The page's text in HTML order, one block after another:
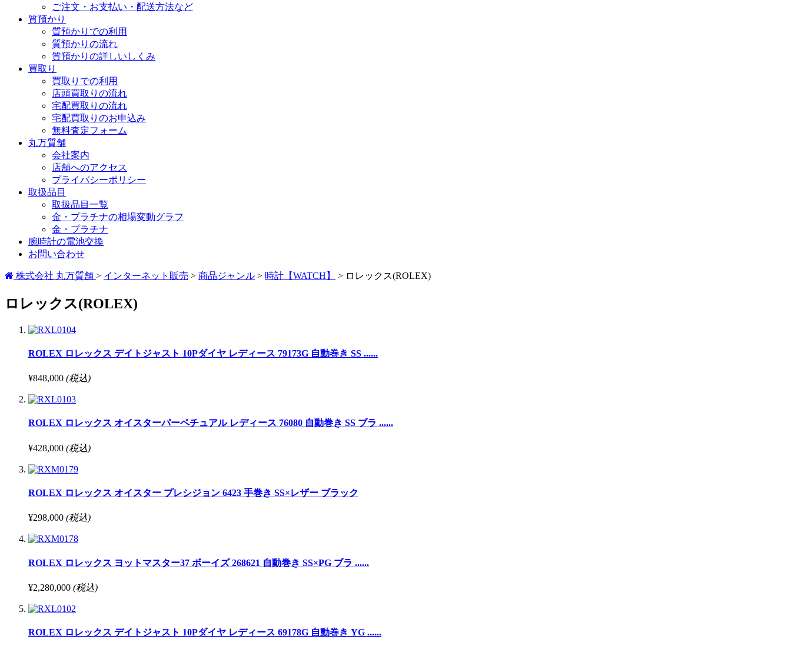
ご注文・お支払い・配送方法など
質預かり
質預かりでの利用
質預かりの流れ
質預かりの詳しいしくみ
買取り
買取りでの利用
店頭買取りの流れ
宅配買取りの流れ
宅配買取りのお申込み
無料査定フォーム
丸万質舗
会社案内
店舗へのアクセス
プライバシーポリシー
取扱品目
取扱品目一覧
金・プラチナの相場変動グラフ
金・プラチナ
腕時計の電池交換
お問い合わせ
株式会社 丸万質舗 > インターネット販売 > 商品ジャンル > 時計【WATCH】 > ロレックス(ROLEX)
ロレックス(ROLEX)
ROLEX ロレックス デイトジャスト 10Pダイヤ レディース 79173G 自動巻き SS ......
¥848,000 (税込)
ROLEX ロレックス オイスターパーペチュアル レディース 76080 自動巻き SS ブラ ......
¥428,000 (税込)
ROLEX ロレックス オイスター プレシジョン 6423 手巻き SS×レザー ブラック
¥298,000 (税込)
ROLEX ロレックス ヨットマスター37 ボーイズ 268621 自動巻き SS×PG ブラ ......
¥2,280,000 (税込)
ROLEX ロレックス デイトジャスト 10Pダイヤ レディース 69178G 自動巻き YG ......